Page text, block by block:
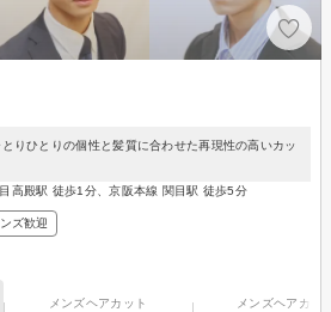
りひとりの個性と髪質に合わせた再現性の高いカッ
高殿駅 徒歩1分、京阪本線 関目駅 徒歩5分
ンズ歓迎
メンズヘアカット メンズヘアカラ